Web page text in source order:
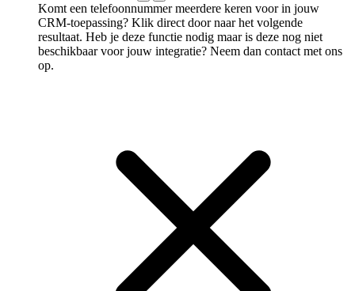
Komt een telefoonnummer meerdere keren voor in jouw
CRM-toepassing? Klik direct door naar het volgende
resultaat. Heb je deze functie nodig maar is deze nog niet
beschikbaar voor jouw integratie? Neem dan contact met ons
op.